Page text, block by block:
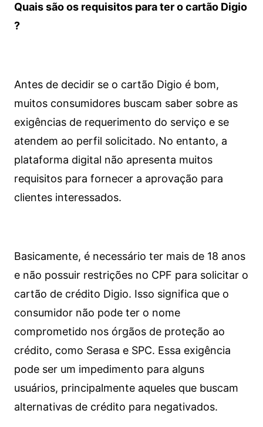
Quais são os requisitos para ter o cartão Digio
?
Antes de decidir se o cartão Digio é bom,
muitos consumidores buscam saber sobre as
exigências de requerimento do serviço e se
atendem ao perfil solicitado. No entanto, a
plataforma digital não apresenta muitos
requisitos para fornecer a aprovação para
clientes interessados.
Basicamente, é necessário ter mais de 18 anos
e não possuir restrições no CPF para solicitar o
cartão de crédito Digio. Isso significa que o
consumidor não pode ter o nome
comprometido nos órgãos de proteção ao
crédito, como Serasa e SPC. Essa exigência
pode ser um impedimento para alguns
usuários, principalmente aqueles que buscam
alternativas de crédito para negativados.